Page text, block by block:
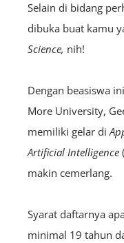
Selain di bidang
dibuka buat kamu
Science, nih!
Dengan beasiswa
More University,
memiliki gelar di
Artificial Intelligence
makin cemerlang.
Syarat daftarnya
minimal 19 tahun